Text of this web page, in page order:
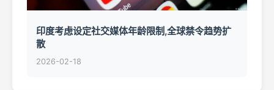
印度考虑设定社交媒体年龄限制,全球禁令趋势扩
散
2026-02-18